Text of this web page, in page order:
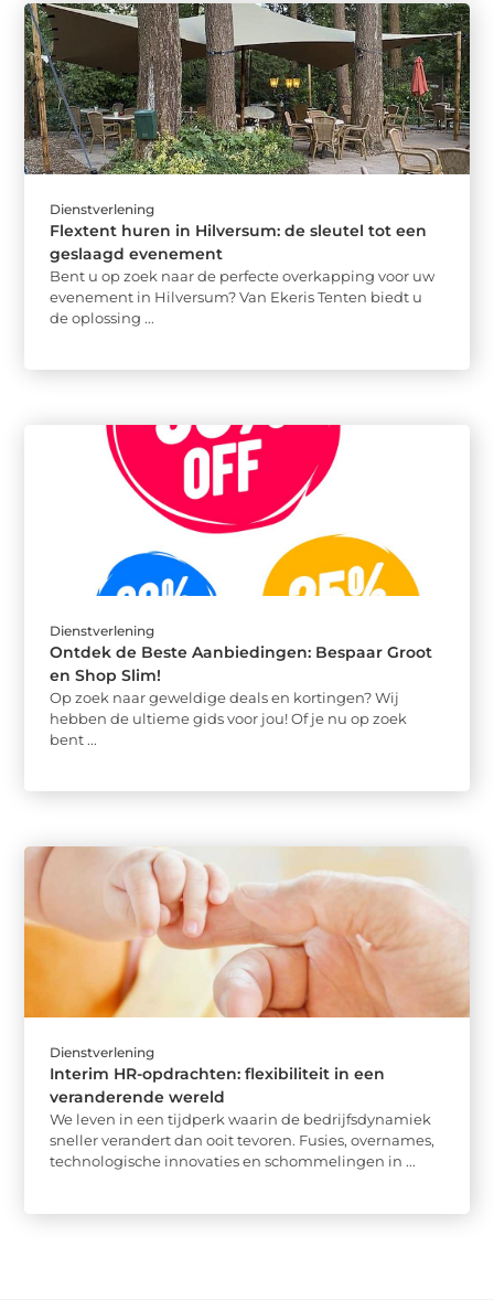
Dienstverlening
Flextent huren in Hilversum: de sleutel tot een
geslaagd evenement
Bent u op zoek naar de perfecte overkapping voor uw
evenement in Hilversum? Van Ekeris Tenten biedt u
de oplossing ...
Dienstverlening
Ontdek de Beste Aanbiedingen: Bespaar Groot
en Shop Slim!
Op zoek naar geweldige deals en kortingen? Wij
hebben de ultieme gids voor jou! Of je nu op zoek
bent ...
Dienstverlening
Interim HR-opdrachten: flexibiliteit in een
veranderende wereld
We leven in een tijdperk waarin de bedrijfsdynamiek
sneller verandert dan ooit tevoren. Fusies, overnames,
technologische innovaties en schommelingen in ...